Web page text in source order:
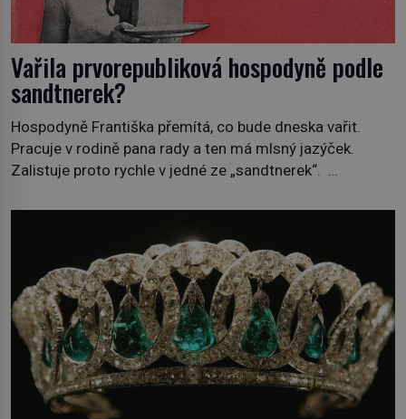
Vařila prvorepubliková hospodyně podle
sandtnerek?
Hospodyně Františka přemítá, co bude dneska vařit.
Pracuje v rodině pana rady a ten má mlsný jazýček.
Zalistuje proto rychle v jedné ze „sandtnerek“.
povzdechne si směrem ke služce, kterou má v kuchyni k
ruce. Ještě v prvních letech nové republiky fungoval kvůli
nedostatku zboží přídělový systém. […]